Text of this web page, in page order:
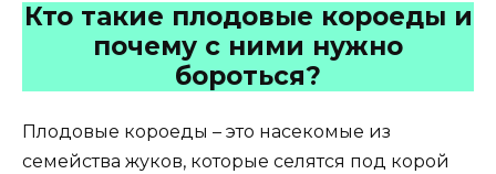
Кто такие плодовые короеды и
почему с ними нужно
бороться?
Плодовые короеды – это насекомые из
семейства жуков, которые селятся под корой